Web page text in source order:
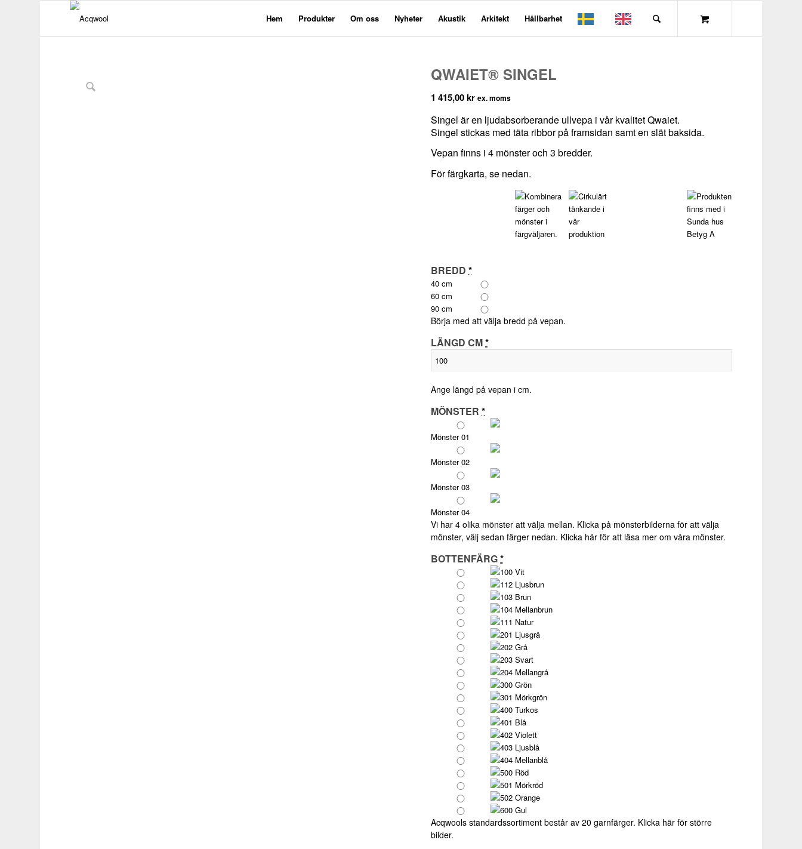
Hem Produkter Om oss Nyheter Akustik Arkitekt Hållbarhet
QWAIET® SINGEL
1 415,00kr ex. moms
Singel är en ljudabsorberande ullvepa i vår kvalitet Qwaiet.
Singel stickas med täta ribbor på framsidan samt en slät baksida.
Vepan finns i 4 mönster och 3 bredder.
För färgkarta, se nedan.
BREDD *
40 cm
60 cm
90 cm
Börja med att välja bredd på vepan.
LÄNGD CM*
Ange längd på vepan i cm.
MÖNSTER *
Mönster 01
Mönster 02
Mönster 03
Mönster 04
Vi har 4 olika mönster att välja mellan. Klicka på mönsterbilderna för att välja
mönster, välj sedan färger nedan. Klicka här för att läsa mer om våra mönster.
BOTTENFÄRG*
100 Vit
112 Ljusbrun
103 Brun
104 Mellanbrun
111 Natur
201 Ljusgrå
202 Grå
203 Svart
204 Mellangrå
300 Grön
301 Mörkgrön
400 Turkos
401 Blå
402 Violett
403 Ljusblå
404 Mellanblå
500 Röd
501 Mörkröd
502 Orange
600 Gul
Acqwools standardssortiment består av 20 garnfärger. Klicka här för större
bilder.